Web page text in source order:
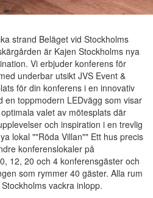
strand Beläget vid Stockholms
är Kajen Stockholms nya
Vi erbjuder konferens för
underbar utsikt JVS Event &
för din konferens i en innovativ
en toppmodern LEDvägg som visar
valet av mötesplats där
och inspiration i en trevlig
lokal ""Röda Villan"" Ett hus precis
konferenslokaler på
12, 20 och 4 konferensgäster och
som rymmer 40 gäster. Alla rum
vackra inlopp.